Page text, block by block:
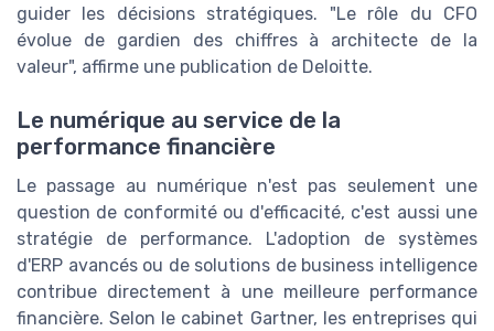
guider les décisions stratégiques. "Le rôle du CFO
évolue de gardien des chiffres à architecte de la
valeur", affirme une publication de Deloitte.
Le numérique au service de la
performance financière
Le passage au numérique n'est pas seulement une
question de conformité ou d'efficacité, c'est aussi une
stratégie de performance. L'adoption de systèmes
d'ERP avancés ou de solutions de business intelligence
contribue directement à une meilleure performance
financière. Selon le cabinet Gartner, les entreprises qui